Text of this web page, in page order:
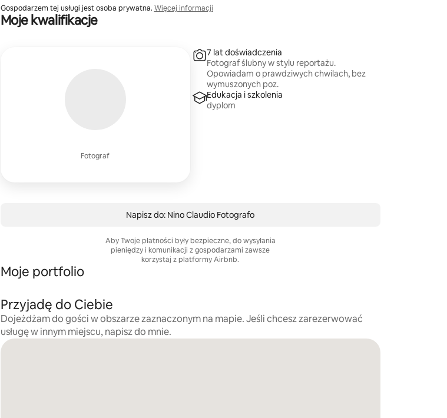
Gospodarzem tej usługi jest osoba prywatna. Więcej informacji
Moje kwalifikacje
Fotograf
7 lat doświadczenia
Fotograf ślubny w stylu reportażu.
Opowiadam o prawdziwych chwilach, bez
wymuszonych poz.
Edukacja i szkolenia
dyplom
Napisz do: Nino Claudio Fotografo
Aby Twoje płatności były bezpieczne, do wysyłania
pieniędzy i komunikacji z gospodarzami zawsze
korzystaj z platformy Airbnb.
Moje portfolio
Przyjadę do Ciebie
Dojeżdżam do gości w obszarze zaznaczonym na mapie. Jeśli chcesz zarezerwować
usługę w innym miejscu, napisz do mnie.